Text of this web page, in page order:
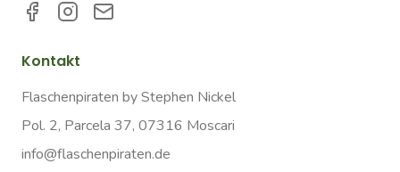
Kontakt
Flaschenpiraten by Stephen Nickel
Pol. 2, Parcela 37, 07316 Moscari
info@flaschenpiraten.de